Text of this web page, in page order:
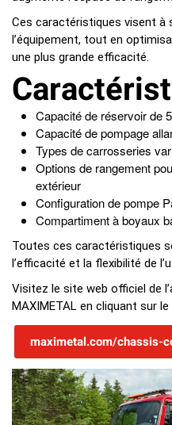
Ces caractéristiques visent à
l’équipement, tout en
une plus grande efficacité.
Capacité de réservoir de
Capacité de pompage
Types de carrosseries
Options de rangement
extérieur
Configuration de pompe
Compartiment à boyaux
Toutes ces caractéristiques
l’efficacité et la flexibilité de
Visitez le site web officiel de
MAXIMETAL en cliquant sur
maximetal.com/chassis-